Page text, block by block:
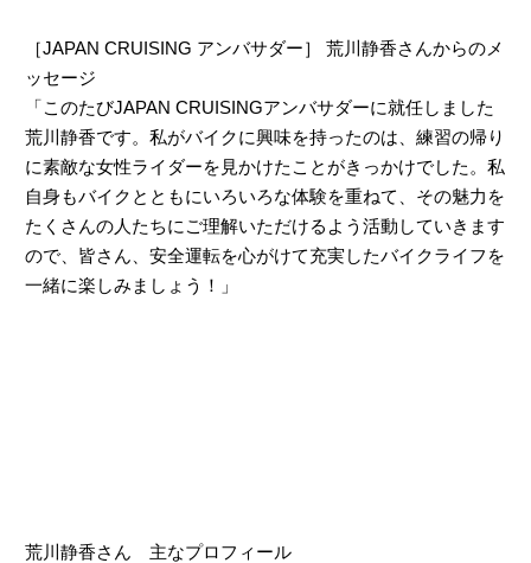
［JAPAN CRUISING アンバサダー］ 荒川静香さんからのメ
ッセージ
「このたびJAPAN CRUISINGアンバサダーに就任しました
荒川静香です。私がバイクに興味を持ったのは、練習の帰り
に素敵な女性ライダーを見かけたことがきっかけでした。私
自身もバイクとともにいろいろな体験を重ねて、その魅力を
たくさんの人たちにご理解いただけるよう活動していきます
ので、皆さん、安全運転を心がけて充実したバイクライフを
一緒に楽しみましょう！」
荒川静香さん 主なプロフィール